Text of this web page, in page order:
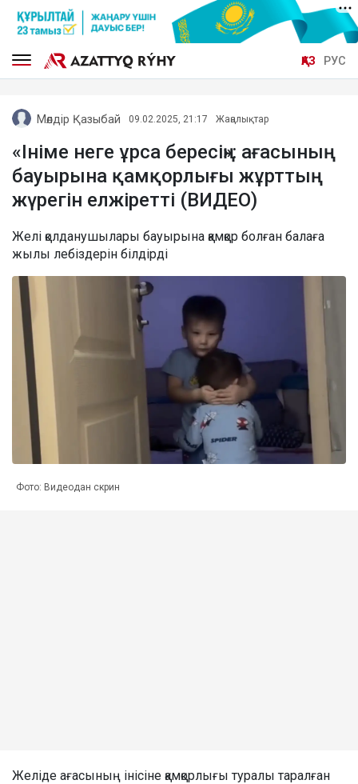
ҚАЗ РУС
Мөлдір Қазыбай 09.02.2025, 21:17 Жаңалықтар
«Ініме неге ұрса бересің»: ағасының
бауырына қамқорлығы жұрттың
жүрегін елжіретті (ВИДЕО)
Желі қолданушылары бауырына қамқор болған балаға
жылы лебіздерін білдірді
Фото: Видеодан скрин
Желіде ағасының інісіне қамқорлығы туралы таралған